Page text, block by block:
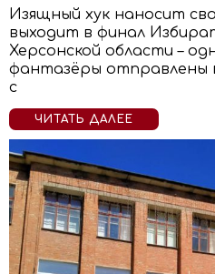
Изящный хук наносит
выходит в финал
Херсонской области –
фантазёры отправлены
с
ЧИТАТЬ ДАЛЕЕ